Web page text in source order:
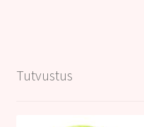
Tutvustus